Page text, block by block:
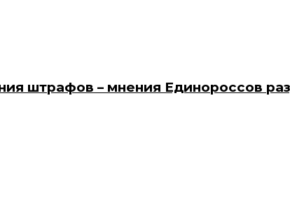
штрафов – мнения Единороссов